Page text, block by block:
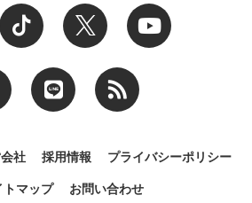
社 採用情報 プライバシーポリシー
トマップ お問い合わせ